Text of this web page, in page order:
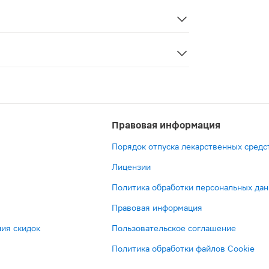
скидок
Правовая информация
Порядок отпуска лекарственных
Лицензии
Политика обработки персональных
Правовая информация
Пользовательское соглашение
Политика обработки файлов Cookie